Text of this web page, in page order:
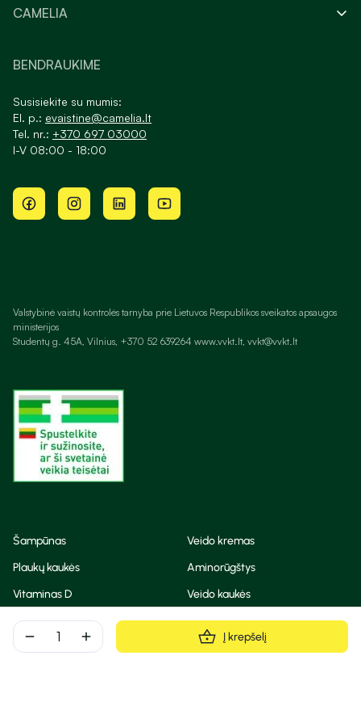
remove add Į krepšelį
CAMELIA
BENDRAUKIME
Susisiekite su mumis:
El. p.: evaistine@camelia.lt
Tel. nr.: +370 697 03000
I-V 08:00 - 18:00
Valstybinė vaistų kontrolės tarnyba prie Lietuvos Respublikos sveikatos apsaugos
ministerijos
Studentų g. 45A, Vilnius, +370 52 639264 www.vvkt.lt, vvkt@vvkt.lt
Šampūnas
Veido kremas
Plaukų kaukės
Aminorūgštys
Vitaminas D
Veido kaukės
Korėjietiška kosmetika
Eteriniai aliejai
Dezodorantas
BB ir CC kremas